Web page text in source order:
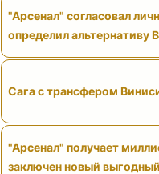
"Арсенал" согласовал
определил альтернативу
Сага с трансфером
"Арсенал" получает
заключен новый